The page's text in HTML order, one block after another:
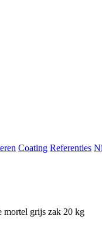
Coating Referenties
mortel grijs zak 20 kg